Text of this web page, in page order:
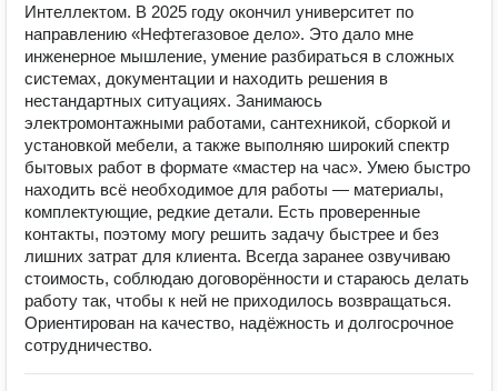
Интеллектом. В 2025 году окончил университет по
направлению «Нефтегазовое дело». Это дало мне
инженерное мышление, умение разбираться в сложных
системах, документации и находить решения в
нестандартных ситуациях. Занимаюсь
электромонтажными работами, сантехникой, сборкой и
установкой мебели, а также выполняю широкий спектр
бытовых работ в формате «мастер на час». Умею быстро
находить всё необходимое для работы — материалы,
комплектующие, редкие детали. Есть проверенные
контакты, поэтому могу решить задачу быстрее и без
лишних затрат для клиента. Всегда заранее озвучиваю
стоимость, соблюдаю договорённости и стараюсь делать
работу так, чтобы к ней не приходилось возвращаться.
Ориентирован на качество, надёжность и долгосрочное
сотрудничество.